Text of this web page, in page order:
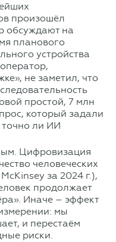
произошёл
обсуждают на
планового
устройства
не заметил, что
простой, 7 млн
который задали
точно ли ИИ
Цифровизация
человеческих
за 2024 г.),
продолжает
Иначе – эффект
мы
и перестаём
риски.